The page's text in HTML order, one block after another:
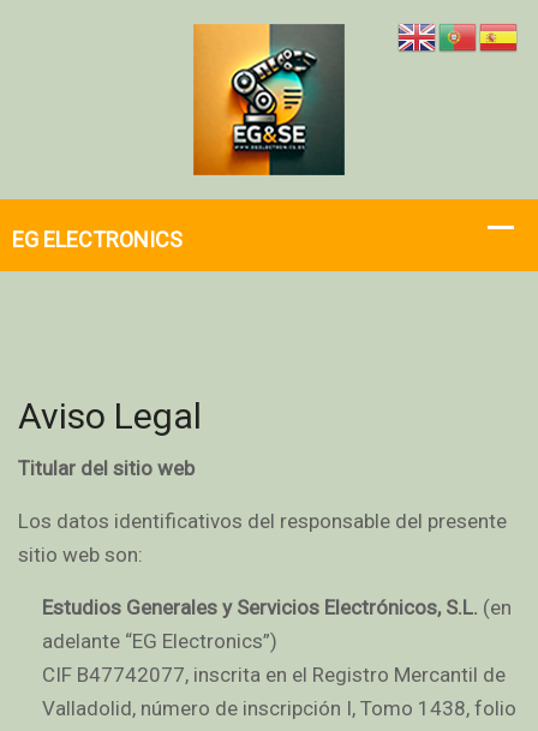
Aviso Legal
Titular del sitio web
Los datos identificativos del responsable del presente
sitio web son:
Estudios Generales y Servicios Electrónicos, S.L. (en
adelante “EG Electronics”)
CIF B47742077, inscrita en el Registro Mercantil de
Valladolid, número de inscripción I, Tomo 1438, folio